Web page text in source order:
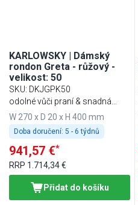
KARLOWSKY | Dámský
rondon Greta - růžový -
velikost: 50
SKU: DKJGPK50
odolné vůči praní & snadná
údržba
W 270 x D 20 x H 400 mm
Doba doručení: 5 - 6 týdnů
941,57 €*
RRP 1.714,34 €
Přidat do košíku